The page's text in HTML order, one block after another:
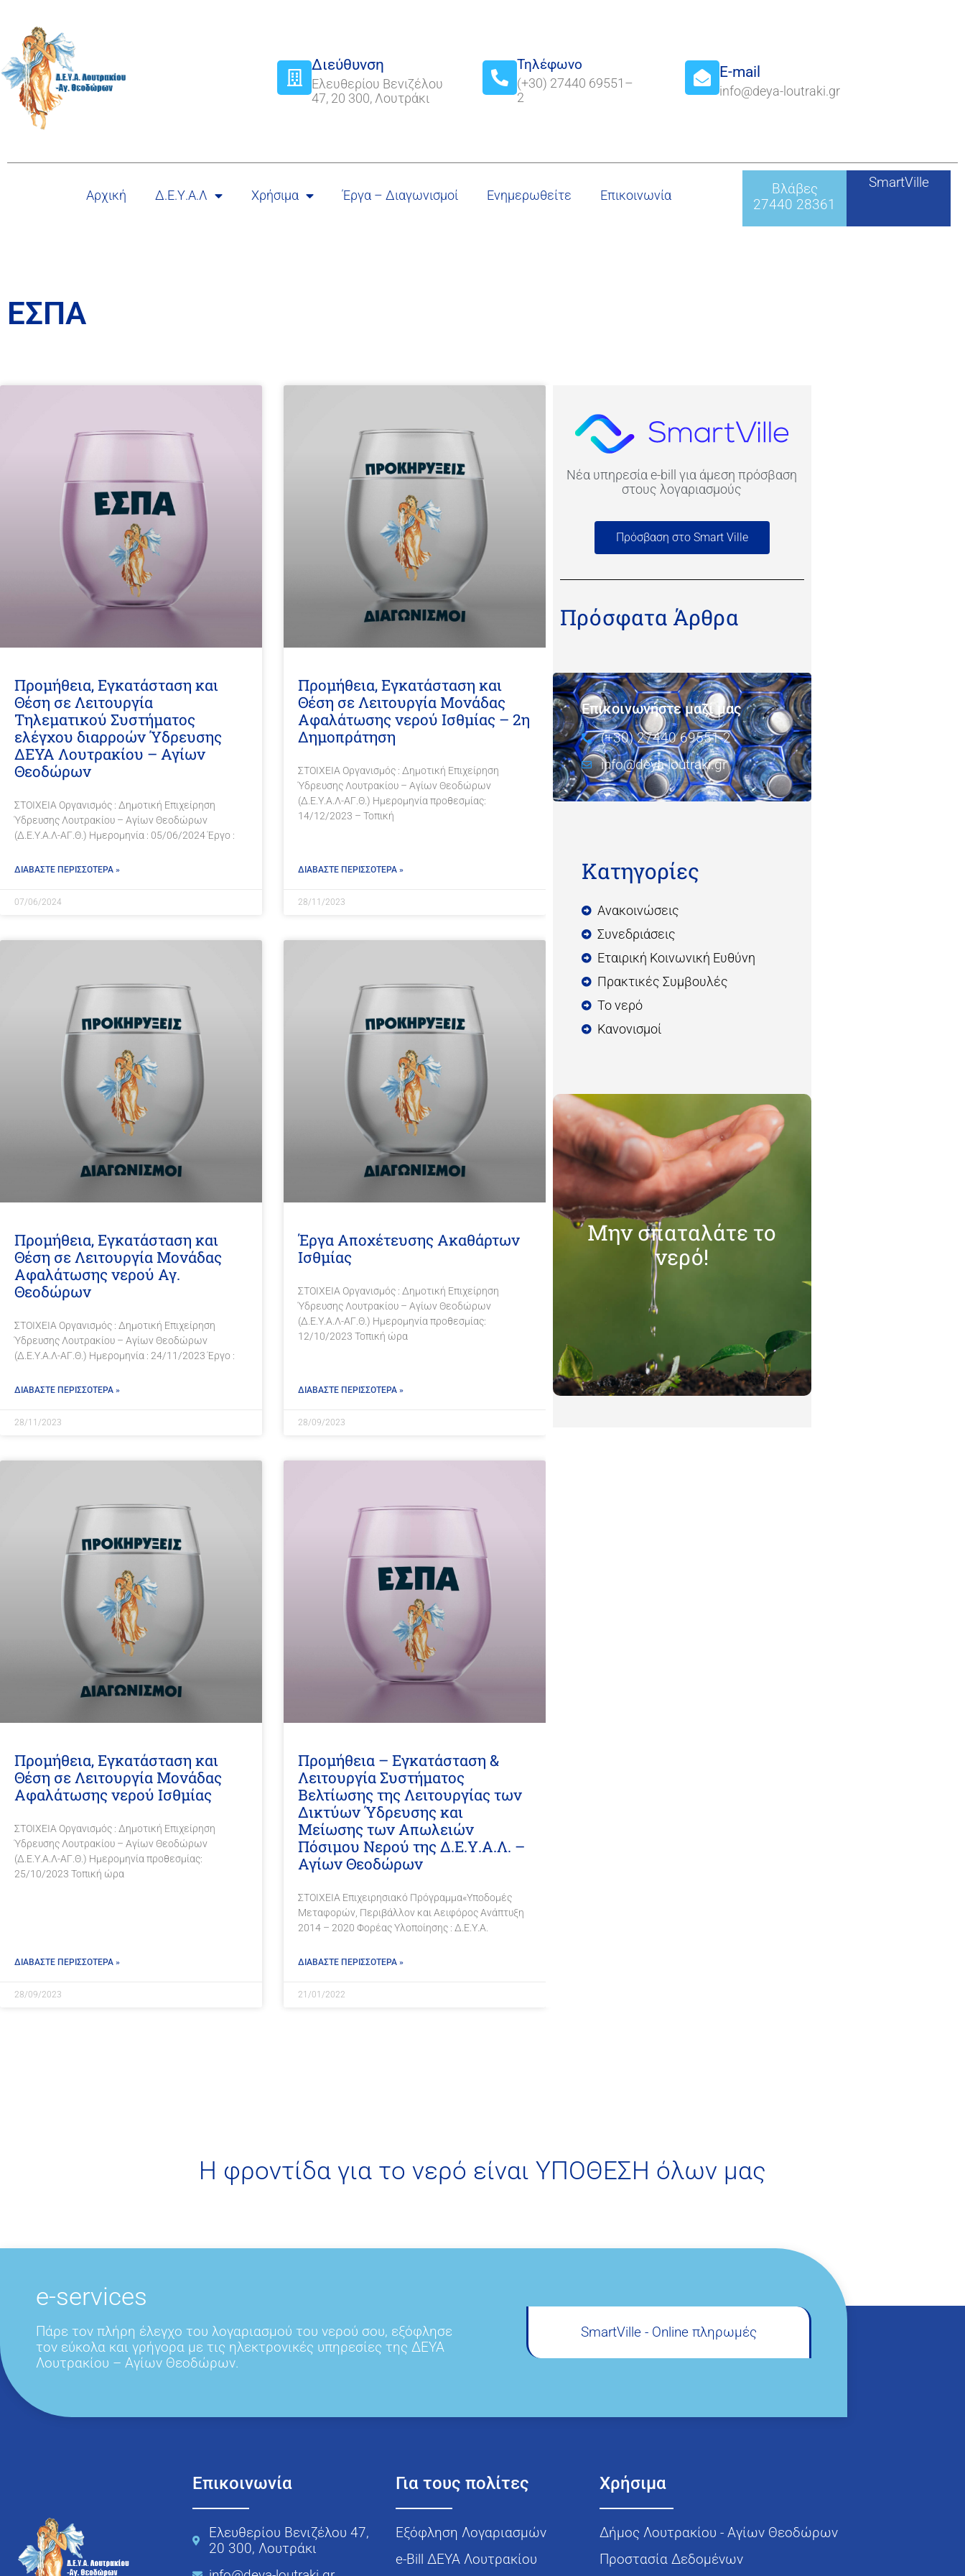
Διεύθυνση
Ελευθερίου Βενιζέλου
47, 20 300, Λουτράκι
Τηλέφωνο
(+30) 27440 69551–
2
E-mail
info@deya-loutraki.gr
Αρχική Δ.Ε.Υ.Α.Λ Χρήσιμα Έργα – Διαγωνισμοί Ενημερωθείτε Επικοινωνία
Βλάβες
27440 28361
SmartVille
ΕΣΠΑ
Προμήθεια, Εγκατάσταση και
Θέση σε Λειτουργία
Τηλεματικού Συστήματος
ελέγχου διαρροών Ύδρευσης
ΔΕΥΑ Λουτρακίου – Αγίων
Θεοδώρων
ΣΤΟΙΧΕΙΑ Οργανισμός : Δημοτική Επιχείρηση
Ύδρευσης Λουτρακίου – Αγίων Θεοδώρων
(Δ.Ε.Υ.Α.Λ-ΑΓ.Θ.) Ημερομηνία : 05/06/2024 Έργο :
ΔΙΑΒΑΣΤΕ ΠΕΡΙΣΣΟΤΕΡΑ »
07/06/2024
Προμήθεια, Εγκατάσταση και
Θέση σε Λειτουργία Μονάδας
Αφαλάτωσης νερού Ισθμίας – 2η
Δημοπράτηση
ΣΤΟΙΧΕΙΑ Οργανισμός : Δημοτική Επιχείρηση
Ύδρευσης Λουτρακίου – Αγίων Θεοδώρων
(Δ.Ε.Υ.Α.Λ-ΑΓ.Θ.) Ημερομηνία προθεσμίας:
14/12/2023 – Τοπική
ΔΙΑΒΑΣΤΕ ΠΕΡΙΣΣΟΤΕΡΑ »
28/11/2023
Προμήθεια, Εγκατάσταση και
Θέση σε Λειτουργία Μονάδας
Αφαλάτωσης νερού Αγ.
Θεοδώρων
ΣΤΟΙΧΕΙΑ Οργανισμός : Δημοτική Επιχείρηση
Ύδρευσης Λουτρακίου – Αγίων Θεοδώρων
(Δ.Ε.Υ.Α.Λ-ΑΓ.Θ.) Ημερομηνία : 24/11/2023 Έργο :
ΔΙΑΒΑΣΤΕ ΠΕΡΙΣΣΟΤΕΡΑ »
28/11/2023
Έργα Αποχέτευσης Ακαθάρτων
Ισθμίας
ΣΤΟΙΧΕΙΑ Οργανισμός : Δημοτική Επιχείρηση
Ύδρευσης Λουτρακίου – Αγίων Θεοδώρων
(Δ.Ε.Υ.Α.Λ-ΑΓ.Θ.) Ημερομηνία προθεσμίας:
12/10/2023 Τοπική ώρα
ΔΙΑΒΑΣΤΕ ΠΕΡΙΣΣΟΤΕΡΑ »
28/09/2023
Προμήθεια, Εγκατάσταση και
Θέση σε Λειτουργία Μονάδας
Αφαλάτωσης νερού Ισθμίας
ΣΤΟΙΧΕΙΑ Οργανισμός : Δημοτική Επιχείρηση
Ύδρευσης Λουτρακίου – Αγίων Θεοδώρων
(Δ.Ε.Υ.Α.Λ-ΑΓ.Θ.) Ημερομηνία προθεσμίας:
25/10/2023 Τοπική ώρα
ΔΙΑΒΑΣΤΕ ΠΕΡΙΣΣΟΤΕΡΑ »
28/09/2023
Προμήθεια – Εγκατάσταση &
Λειτουργία Συστήματος
Βελτίωσης της Λειτουργίας των
Δικτύων Ύδρευσης και
Μείωσης των Απωλειών
Πόσιμου Νερού της Δ.Ε.Υ.Α.Λ. –
Αγίων Θεοδώρων
ΣΤΟΙΧΕΙΑ Επιχειρησιακό Πρόγραμμα«Υποδομές
Μεταφορών, Περιβάλλον και Αειφόρος Ανάπτυξη
2014 – 2020 Φορέας Υλοποίησης : Δ.Ε.Υ.Α.
ΔΙΑΒΑΣΤΕ ΠΕΡΙΣΣΟΤΕΡΑ »
21/01/2022
Νέα υπηρεσία e-bill για άμεση πρόσβαση
στους λογαριασμούς
Πρόσβαση στο Smart Ville
Πρόσφατα Άρθρα
Επικοινωνήστε μαζί μας
(+30) 27440 69551-2
info@deya-loutraki.gr
Κατηγορίες
Ανακοινώσεις
Συνεδριάσεις
Εταιρική Κοινωνική Ευθύνη
Πρακτικές Συμβουλές
Το νερό
Κανονισμοί
Μην σπαταλάτε το
νερό!
H φροντίδα για το νερό είναι ΥΠΟΘΕΣΗ όλων μας
e-services
Πάρε τον πλήρη έλεγχο του λογαριασμού του νερού σου, εξόφλησε
τον εύκολα και γρήγορα με τις ηλεκτρονικές υπηρεσίες της ΔΕΥΑ
Λουτρακίου – Αγίων Θεοδώρων.
SmartVille - Online πληρωμές
Επικοινωνία
Ελευθερίου Βενιζέλου 47,
20 300, Λουτράκι
Για τους πολίτες
Εξόφληση Λογαριασμών
e-Bill ΔΕΥΑ Λουτρακίου
Χρήσιμα
Δήμος Λουτρακίου - Αγίων Θεοδώρων
Προστασία Δεδομένων